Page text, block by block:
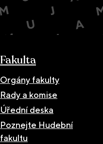
Fakulta
Orgány fakulty
Rady a komise
Úřední deska
Poznejte Hudební
fakultu